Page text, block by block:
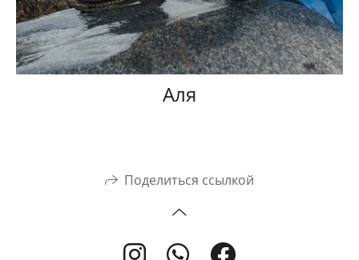
Аля
Поделиться ссылкой